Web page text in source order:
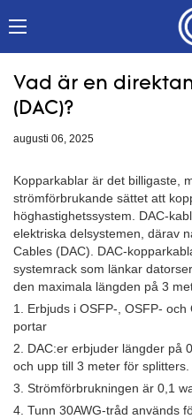
Vad är en
(DAC)?
augusti 06, 2025
Kopparkablar är det billigaste,
strömförbrukande sättet att
höghastighetssystem. DAC-
elektriska delsystemen, därav
Cables (DAC). DAC-
systemrack som länkar
den maximala längden på 3
1. Erbjuds i OSFP-, OSFP-
portar
2. DAC:er erbjuder längder på
och upp till 3 meter för splitters.
3. Strömförbrukningen är 0,1
4. Tunn 30AWG-tråd används